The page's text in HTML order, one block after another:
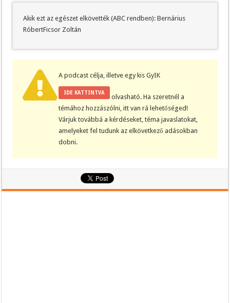
Akik ezt az egészet elkövették (ABC rendben): Bernárius
RóbertFicsor Zoltán
A podcast célja, illetve egy kis GyIK
IDE KATTINTVA
olvasható. Ha szeretnél a
témához hozzászólni, itt van rá lehetőséged!
Várjuk továbbá a kérdéseket, téma javaslatokat,
amelyeket fel tudunk az elkövetkező adásokban
dobni.